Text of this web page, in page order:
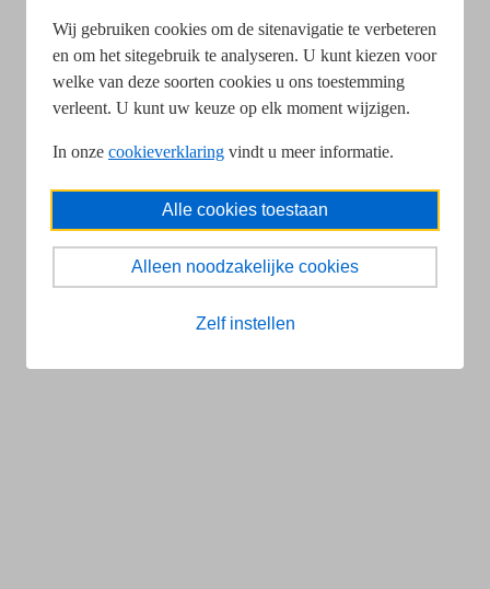
Wij gebruiken cookies om de sitenavigatie te verbeteren
en om het sitegebruik te analyseren. U kunt kiezen voor
welke van deze soorten cookies u ons toestemming
verleent. U kunt uw keuze op elk moment wijzigen.
In onze cookieverklaring vindt u meer informatie.
Alle cookies toestaan
Alleen noodzakelijke cookies
Zelf instellen